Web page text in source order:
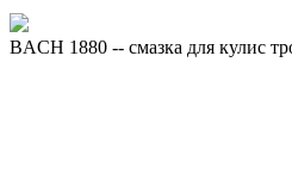
BACH 1880 -- смазка для кулис